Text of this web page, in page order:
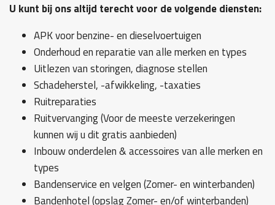
U kunt bij ons altijd terecht voor de volgende diensten:
APK voor benzine- en dieselvoertuigen
Onderhoud en reparatie van alle merken en types
Uitlezen van storingen, diagnose stellen
Schadeherstel, -afwikkeling, -taxaties
Ruitreparaties
Ruitvervanging (Voor de meeste verzekeringen
kunnen wij u dit gratis aanbieden)
Inbouw onderdelen & accessoires van alle merken en
types
Bandenservice en velgen (Zomer- en winterbanden)
Bandenhotel (opslag Zomer- en/of winterbanden)